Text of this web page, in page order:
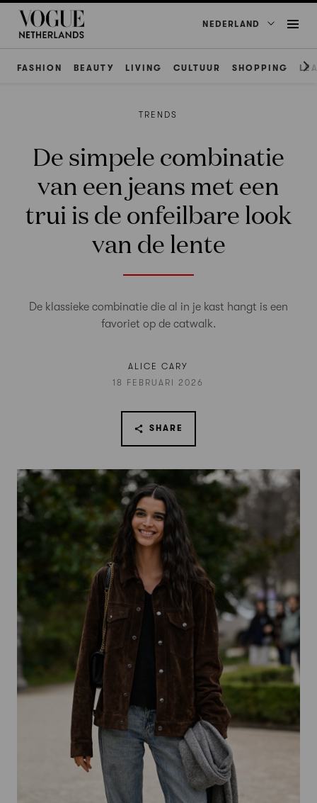
NEDERLAND
FASHION BEAUTY LIVING CULTUUR SHOPPING
TRENDS
De simpele combinatie
van een jeans met een
trui is de onfeilbare look
van de lente
De klassieke combinatie die al in je kast hangt is een
favoriet op de catwalk.
ALICE CARY
18 FEBRUARI 2026
SHARE